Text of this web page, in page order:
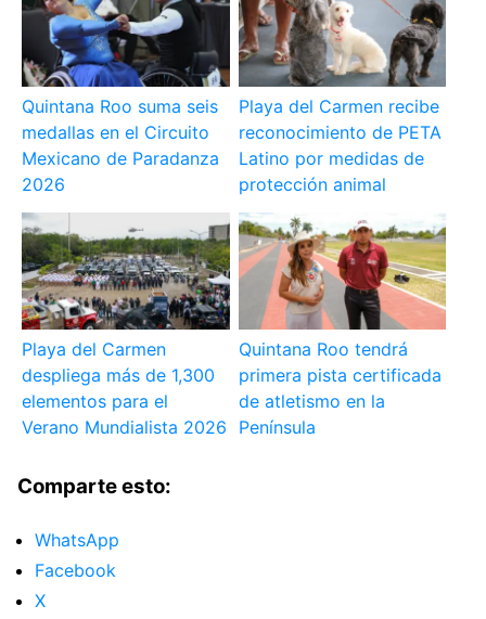
Quintana Roo suma seis
medallas en el Circuito
Mexicano de Paradanza
2026
Playa del Carmen recibe
reconocimiento de PETA
Latino por medidas de
protección animal
Playa del Carmen
despliega más de 1,300
elementos para el
Verano Mundialista 2026
Quintana Roo tendrá
primera pista certificada
de atletismo en la
Península
Comparte esto:
WhatsApp
Facebook
X